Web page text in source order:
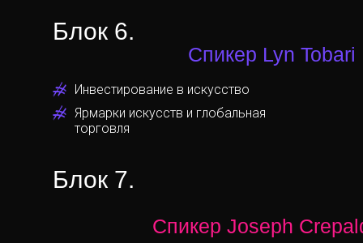
Блок 7.
Спикер Joseph
Блок 6.
Спикер Lyn Tobari
Инвестирование в искусство
Ярмарки искусств и глобальная
торговля
ИП ПУШКАРЕВА ПОЛИНА ВАЛЕРЬЕВНА
ДОГОВОР ОФЕРТЫ